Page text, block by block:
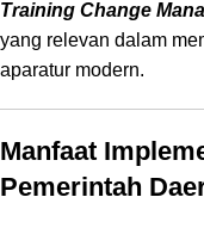
Training Change
yang relevan dalam
aparatur modern.
Manfaat
Pemerintah